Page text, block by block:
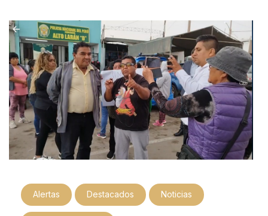
Alertas Destacados Noticias